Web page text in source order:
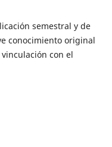
semestral y de
conocimiento original
con el